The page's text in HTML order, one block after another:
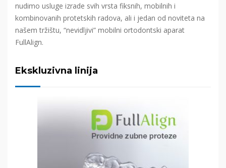
nudimo usluge izrade svih vrsta fiksnih, mobilnih i
kombinovanih protetskih radova, ali i jedan od noviteta na
našem tržištu, “nevidljivi” mobilni ortodontski aparat
FullAlign.
Ekskluzivna linija